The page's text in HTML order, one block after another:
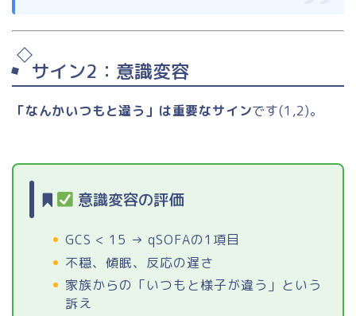
サイン2：意識変容
「なんかいつもと違う」は重要なサインです(1,2)。
意識変容の評価
GCS < 15 → qSOFAの1項目
不穏、傾眠、反応の遅さ
家族からの「いつもと様子が違う」という
訴え